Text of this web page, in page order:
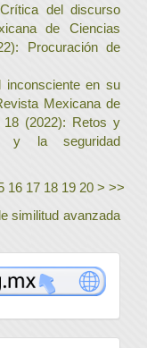
del discurso
de Ciencias
Procuración de
inconsciente en su
Mexicana de
(2022): Retos y
y la seguridad
16 17 18 19 20 > >>
similitud avanzada